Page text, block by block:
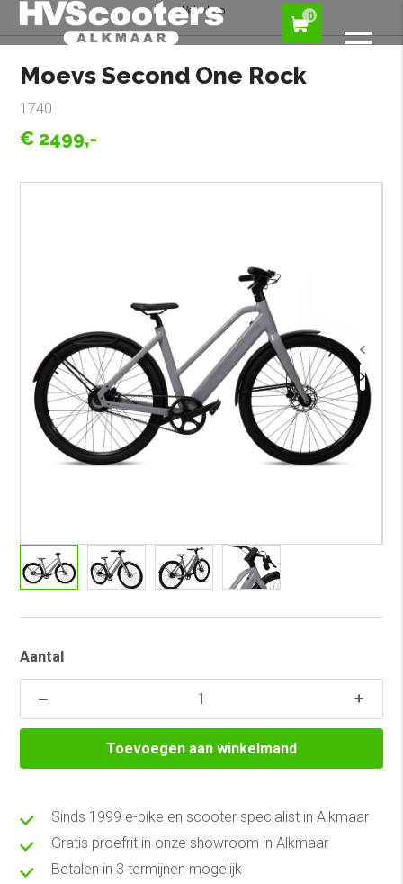
0
Webshop
Moevs Second One Rock
1740
€ 2499,-
Aantal
Toevoegen aan winkelmand
Sinds 1999 e-bike en scooter specialist in Alkmaar
Gratis proefrit in onze showroom in Alkmaar
Betalen in 3 termijnen mogelijk